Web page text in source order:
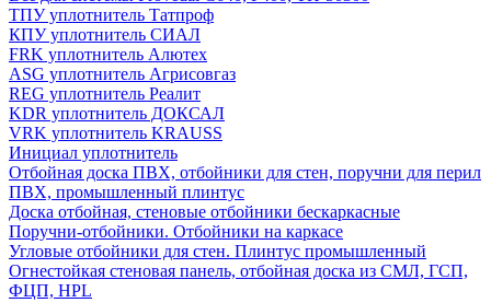
ТПУ уплотнитель Татпроф
КПУ уплотнитель СИАЛ
FRK уплотнитель Алютех
ASG уплотнитель Агрисовгаз
REG уплотнитель Реалит
KDR уплотнитель ДОКСАЛ
VRK уплотнитель KRAUSS
Инициал уплотнитель
Отбойная доска ПВХ, отбойники для стен, поручни для перил
ПВХ, промышленный плинтус
Доска отбойная, стеновые отбойники бескаркасные
Поручни-отбойники. Отбойники на каркасе
Угловые отбойники для стен. Плинтус промышленный
Огнестойкая стеновая панель, отбойная доска из СМЛ, ГСП,
ФЦП, HPL